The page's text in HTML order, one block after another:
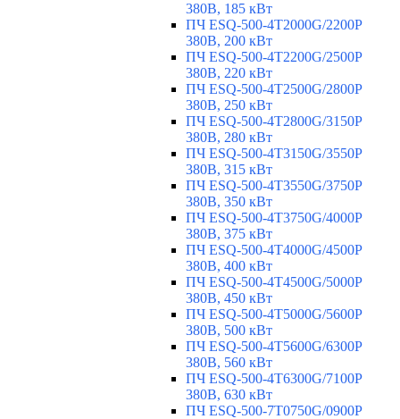
380В, 185 кВт
ПЧ ESQ-500-4T2000G/2200P
380В, 200 кВт
ПЧ ESQ-500-4T2200G/2500P
380В, 220 кВт
ПЧ ESQ-500-4T2500G/2800P
380В, 250 кВт
ПЧ ESQ-500-4T2800G/3150P
380В, 280 кВт
ПЧ ESQ-500-4T3150G/3550P
380В, 315 кВт
ПЧ ESQ-500-4T3550G/3750P
380В, 350 кВт
ПЧ ESQ-500-4T3750G/4000P
380В, 375 кВт
ПЧ ESQ-500-4T4000G/4500P
380В, 400 кВт
ПЧ ESQ-500-4T4500G/5000P
380В, 450 кВт
ПЧ ESQ-500-4T5000G/5600P
380В, 500 кВт
ПЧ ESQ-500-4T5600G/6300P
380В, 560 кВт
ПЧ ESQ-500-4T6300G/7100P
380В, 630 кВт
ПЧ ESQ-500-7T0750G/0900P